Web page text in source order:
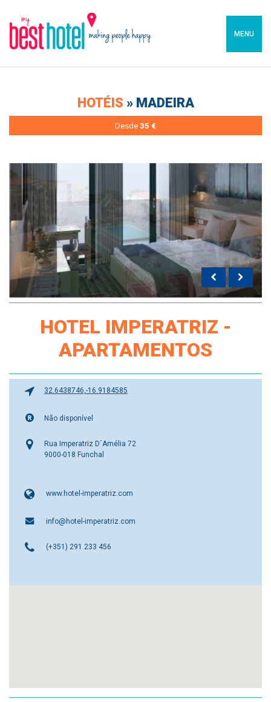
MENU
HOTÉIS » MADEIRA
Desde35 €
HOTEL IMPERATRIZ -
APARTAMENTOS
32.6438746,-16.9184585
Não disponível
Rua Imperatriz D´Amélia 72
9000-018 Funchal
www.hotel-imperatriz.com
info@hotel-imperatriz.com
(+351) 291 233 456